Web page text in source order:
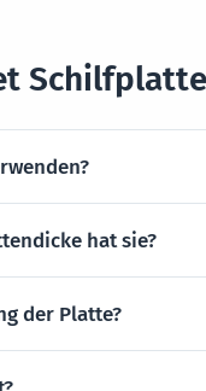
hat sie?
der Platte?